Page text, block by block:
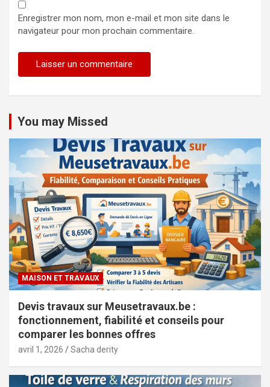
Enregistrer mon nom, mon e-mail et mon site dans le
navigateur pour mon prochain commentaire.
You may Missed
MAISON ET TRAVAUX
Devis travaux sur Meusetravaux.be :
fonctionnement, fiabilité et conseils pour
comparer les bonnes offres
avril 1, 2026 Sacha derity